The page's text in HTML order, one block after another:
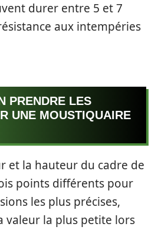
durer entre 5 et 7
aux intempéries
PRENDRE LES
UNE MOUSTIQUAIRE
et la hauteur du cadre de
points différents pour
les plus précises,
valeur la plus petite lors